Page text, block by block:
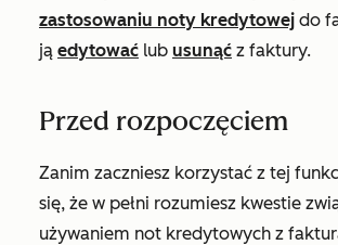
zastosowaniu noty kredytowej do
ją edytować lub usunąć z faktury.
Przed rozpoczęciem
Zanim zaczniesz korzystać z tej
się, że w pełni rozumiesz kwestie
używaniem not kredytowych z